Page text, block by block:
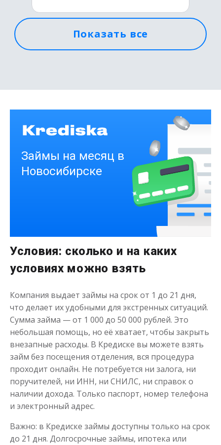
Срок от 1до 21 дня
Получить
Сумма до50 000₽
Срок от 1
Моментальный займ
Сумма
Получить
Показать все
Условия: сколько и на каких
условиях можно взять
Компания выдает займы на срок от 1 до 21 дня,
что делает их удобными для экстренных ситуаций.
Сумма займа — от 1 000 до 50 000 рублей. Это
небольшая помощь, но её хватает, чтобы закрыть
внезапные расходы. В Кредиске вы можете взять
займ без посещения отделения, вся процедура
проходит онлайн. Не потребуется ни залога, ни
поручителей, ни ИНН, ни СНИЛС, ни справок о
наличии дохода. Только паспорт, номер телефона
и электронный адрес.
Важно: в Кредиске займы доступны только на срок
до 21 дня. Долгосрочные займы, ипотека или